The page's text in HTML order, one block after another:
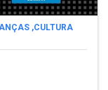
,CULTURA